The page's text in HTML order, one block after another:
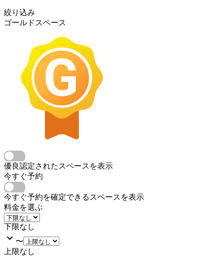
絞り込み
ゴールドスペース
優良認定されたスペースを表示
今すぐ予約
今すぐ予約を確定できるスペースを表示
料金を選ぶ
下限なし
〜
上限なし